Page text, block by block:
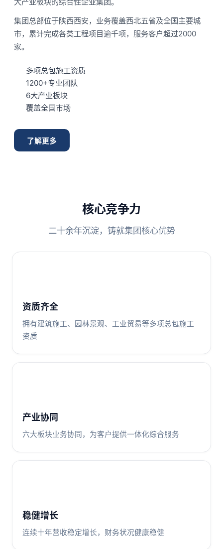
集团总部位于陕西西安，业务覆盖西北五省及全国主要城
市，累计完成各类工程项目逾千项，服务客户超过2000
家。
多项总包施工资质
1200+专业团队
6大产业板块
覆盖全国市场
了解更多
核心竞争力
二十余年沉淀，铸就集团核心优势
资质齐全
拥有建筑施工、园林景观、工业贸易等多项总包施工
资质
产业协同
六大板块业务协同，为客户提供一体化综合服务
稳健增长
连续十年营收稳定增长，财务状况健康稳健